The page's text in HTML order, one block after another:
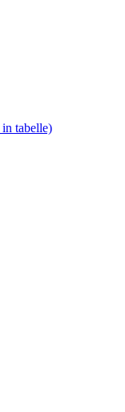
tabelle)